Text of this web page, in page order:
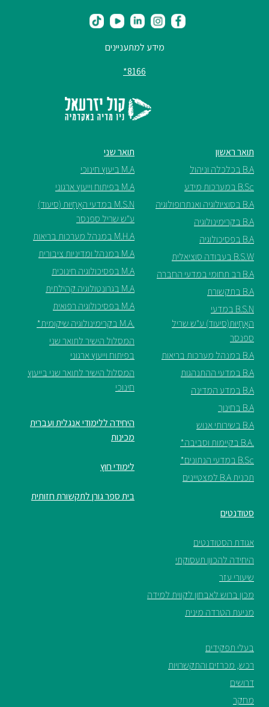
מידע למתעניינים
8166*
תואר ראשון
B.A בכלכלה וניהול
B.Sc במערכות מידע
B.A בסוציולוגיה ואנתרופולוגיה
B.A בקרימינולוגיה
B.A בפסיכולוגיה
B.S.W בעבודה סוציאלית
B.A רב תחומי במדעי החברה
B.A בתקשורת
B.S.N במדעי
האֲחָיוּת(סיעוד) ע"ש שריל
ספנסר
B.A במנהל מערכות בריאות
B.A במדעי ההתנהגות
B.A במדע המדינה
B.A בחינוך
B.A בשירותי אנוש
.B.A בקיימות וסביבה*
B.Sc במדעי הנתונים*
תכנית B.A למצטיינים
תואר שני
M.A ביעוץ חינוכי
M.A בפיתוח וייעוץ ארגוני
M.S.N במדעי האֲחָיוּת (סיעוד)
ע"ש שריל ספנסר
M.H.A במנהל מערכות בריאות
M.A במנהל ומדיניות ציבורית
M.A בפסיכולוגיה חינוכית
M.A בגרונטולוגיה קהילתית
M.A בפסיכולוגיה רפואית
.M.A בקרימינולוגיה שיקומית*
המסלול הישיר לתואר שני
בפיתוח וייעוץ ארגוני
המסלול הישיר לתואר שני בייעוץ
חינוכי
היחידה ללימודי אנגלית ועברית
מכינות
לימודי חוץ
בית ספר גורן לתקשורת חזותית
סטודנטים
אגודת הסטודנטים
היחידה להכוון תעסוקתי
שיעורי עזר
מכון ברוש לאבחון לקווית למידה
מניעת הטרדה מינית
בעלי תפקידים
רכש, מכרזים והתקשרויות
דרושים
מחקר